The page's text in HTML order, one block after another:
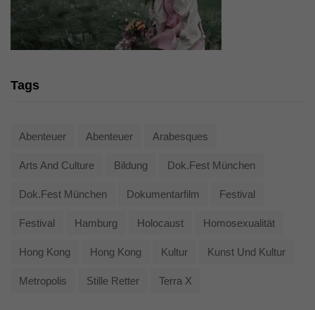
Tags
Abenteuer Abenteuer Arabesques
Arts And Culture Bildung Dok.fest München
Dok.fest München Dokumentarfilm Festival
Festival Hamburg Holocaust Homosexualität
Hong Kong Hong Kong Kultur Kunst Und Kultur
Metropolis Stille Retter Terra X